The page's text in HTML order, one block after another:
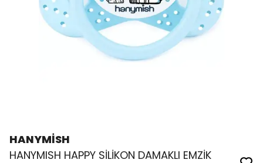
HANYMİSH
HANYMISH HAPPY SİLİKON DAMAKLI EMZİK